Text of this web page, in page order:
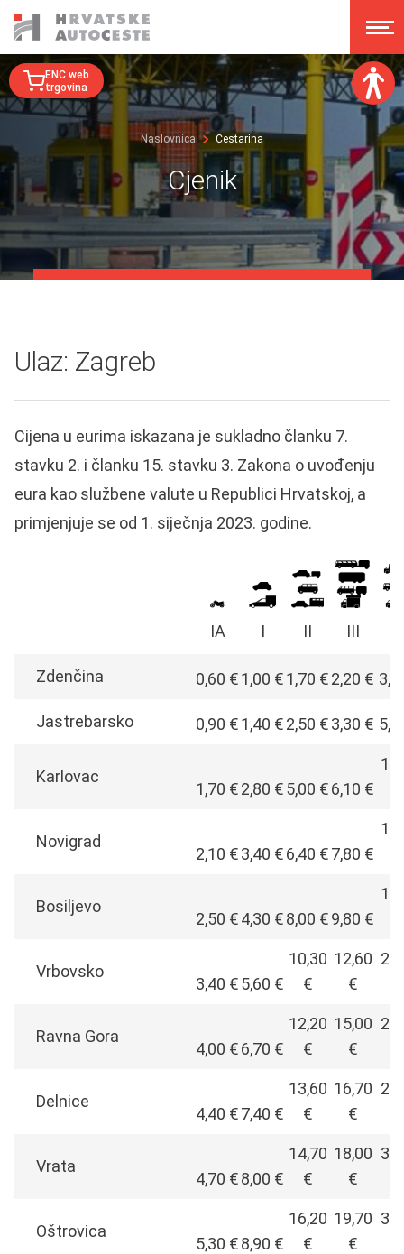
Veličina fonta:
A A A
Disleksija:
Kontrast:
ENC web
trgovina
Naslovnica Cestarina
Cjenik
Ulaz: Zagreb
Cijena u eurima iskazana je sukladno članku 7.
stavku 2. i članku 15. stavku 3. Zakona o uvođenju
eura kao službene valute u Republici Hrvatskoj, a
primjenjuje se od 1. siječnja 2023. godine.
IA I II III
Zdenčina 0,60 €1,00 €1,70 €2,20 €
Jastrebarsko 0,90 €1,40 €2,50 €3,30 €
Karlovac
1,70 €2,80 €5,00 €6,10 €
Novigrad
2,10 €3,40 €6,40 €7,80 €
Bosiljevo
2,50 €4,30 €8,00 €9,80 €
Vrbovsko
3,40 €5,60 €
10,30
€
12,60
€
Ravna Gora
4,00 €6,70 €
12,20
€
15,00
€
Delnice
4,40 €7,40 €
13,60
€
16,70
€
Vrata
4,70 €8,00 €
14,70
€
18,00
€
Oštrovica
5,30 €8,90 €
16,20
€
19,70
€